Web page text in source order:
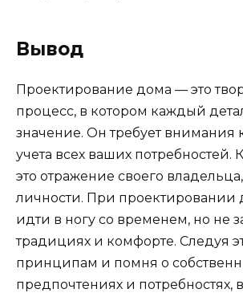
Вывод
Проектирование дома — это
процесс, в котором каждый
значение. Он требует внимания
учета всех ваших
это отражение своего
личности. При проектировании
идти в ногу со временем, но не
традициях и комфорте. Следуя
принципам и помня о
предпочтениях и потребностях,